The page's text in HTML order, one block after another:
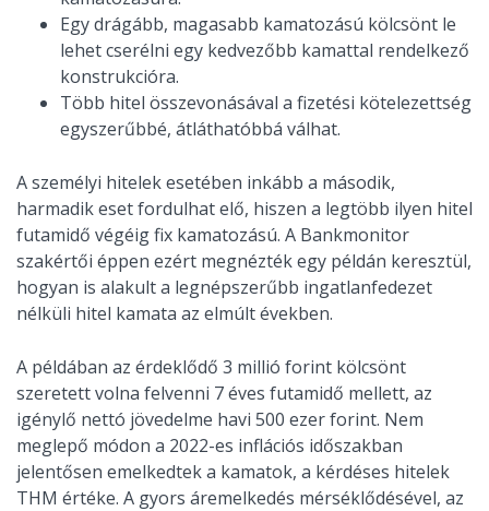
Egy drágább, magasabb kamatozású kölcsönt le
lehet cserélni egy kedvezőbb kamattal rendelkező
konstrukcióra.
Több hitel összevonásával a fizetési kötelezettség
egyszerűbbé, átláthatóbbá válhat.
A személyi hitelek esetében inkább a második,
harmadik eset fordulhat elő, hiszen a legtöbb ilyen hitel
futamidő végéig fix kamatozású. A Bankmonitor
szakértői éppen ezért megnézték egy példán keresztül,
hogyan is alakult a legnépszerűbb ingatlanfedezet
nélküli hitel kamata az elmúlt években.
A példában az érdeklődő 3 millió forint kölcsönt
szeretett volna felvenni 7 éves futamidő mellett, az
igénylő nettó jövedelme havi 500 ezer forint. Nem
meglepő módon a 2022-es inflációs időszakban
jelentősen emelkedtek a kamatok, a kérdéses hitelek
THM értéke. A gyors áremelkedés mérséklődésével, az